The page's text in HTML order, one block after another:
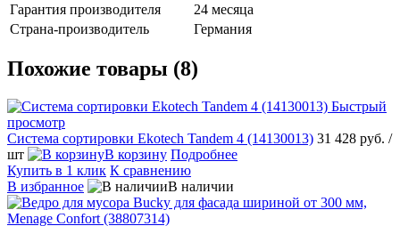
Гарантия производителя
24 месяца
Страна-производитель
Германия
Похожие товары (8)
Быстрый
просмотр
Система сортировки Ekotech Tandem 4 (14130013) 31 428 руб. /
шт
В корзину Подробнее
Купить в 1 клик К сравнению
В избранное
В наличии